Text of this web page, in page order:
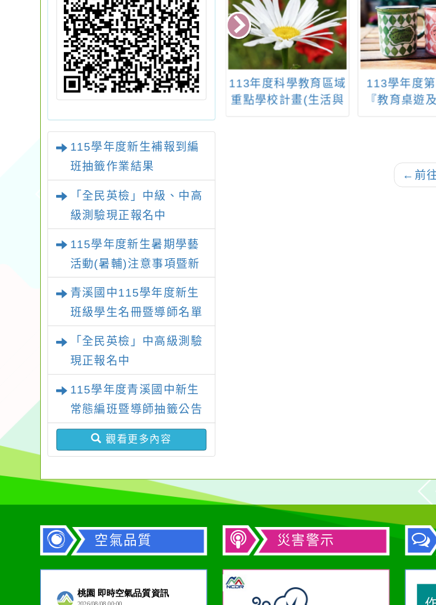
115學年度新生補報到編
班抽籤作業結果
「全民英檢」中級、中高
級測驗現正報名中
115學年度新生暑期學藝
活動(暑輔)注意事項暨新
青溪國中115學年度新生
班級學生名冊暨導師名單
「全民英檢」中高級測驗
現正報名中
115學年度青溪國中新生
常態編班暨導師抽籤公告
觀看更多內容
灣師範大學辦
民中學學習扶
暨適性課程模
組徵選」
「Cool English英語
線上學習平臺113年度
語料庫工具（Sketch
Engine）結合AI於英
語教學線上研習實施
計畫」
113年度科學教育區域
重點學校計畫(生活與
113學年度
『教育桌遊
師增能研習
← 前
空氣品質 災害警示